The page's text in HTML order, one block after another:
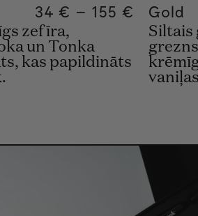
Regular price
34 € – 155 €
Regular
155€
Regular
34€
zefīra,
un Tonka
kas papildināts
Gold
Siltais